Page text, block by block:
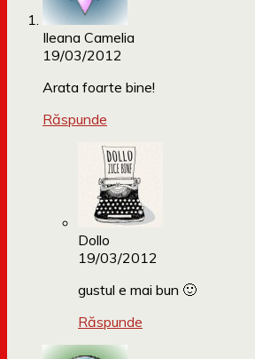
Ileana Camelia
19/03/2012
Arata foarte bine!
Răspunde
Dollo
19/03/2012
gustul e mai bun 🙂
Răspunde